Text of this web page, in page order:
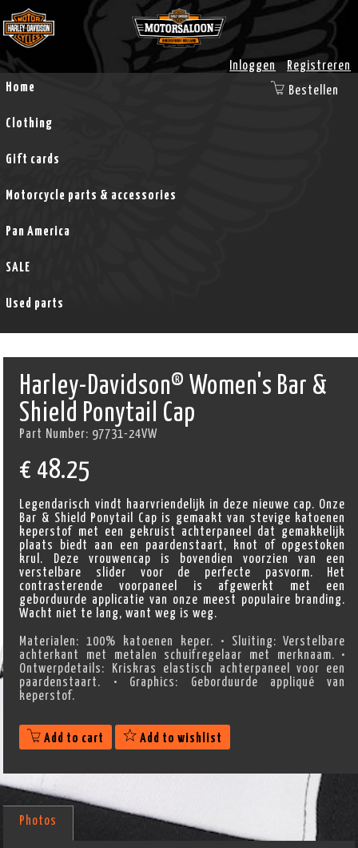
Inloggen
Registreren
Home
Clothing
Gift cards
Motorcycle parts & accessories
Pan America
SALE
Used parts
Bestellen
Harley-Davidson® Women's Bar &
Shield Ponytail Cap
Part Number: 97731-24VW
€ 48.25
Legendarisch vindt haarvriendelijk in deze nieuwe cap. Onze
Bar & Shield Ponytail Cap is gemaakt van stevige katoenen
keperstof met een gekruist achterpaneel dat gemakkelijk
plaats biedt aan een paardenstaart, knot of opgestoken
krul. Deze vrouwencap is bovendien voorzien van een
verstelbare slider voor de perfecte pasvorm. Het
contrasterende voorpaneel is afgewerkt met een
geborduurde applicatie van onze meest populaire branding.
Wacht niet te lang, want weg is weg.
Materialen: 100% katoenen keper. • Sluiting: Verstelbare
achterkant met metalen schuifregelaar met merknaam. •
Ontwerpdetails: Kriskras elastisch achterpaneel voor een
paardenstaart. • Graphics: Geborduurde appliqué van
keperstof.
Add to cart Add to wishlist
Photos